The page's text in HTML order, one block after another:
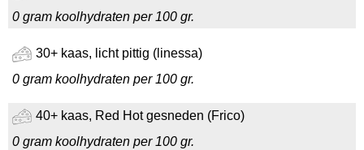
0 gram koolhydraten per 100 gr.
30+ kaas, licht pittig (linessa)
0 gram koolhydraten per 100 gr.
40+ kaas, Red Hot gesneden (Frico)
0 gram koolhydraten per 100 gr.